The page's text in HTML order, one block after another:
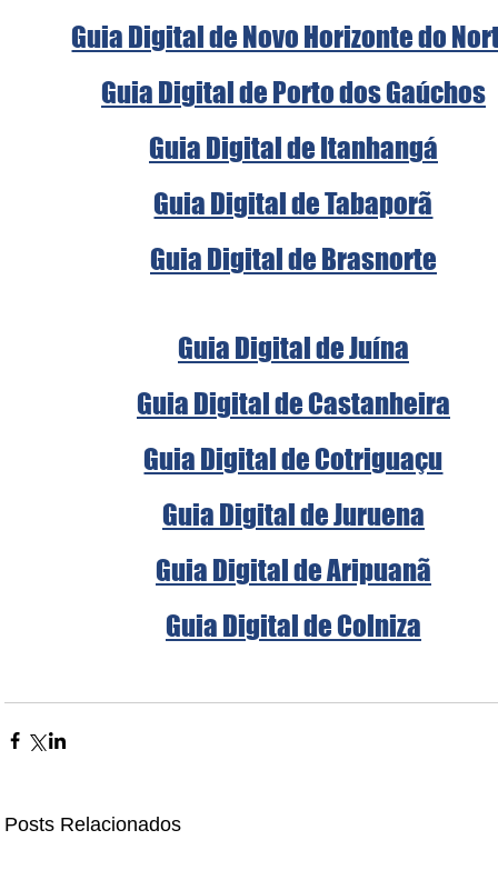
Guia Digital de Novo Horizonte do
Guia Digital de Porto dos Gaúchos
Guia Digital de Itanhangá
Guia Digital de Tabaporã
Guia Digital de Brasnorte
Guia Digital de Juína
Guia Digital de Castanheira
Guia Digital de Cotriguaçu
Guia Digital de Juruena
Guia Digital de Aripuanã
Guia Digital de Colniza
Posts Relacionados